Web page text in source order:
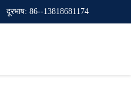
दूरभाष: 86--13818681174